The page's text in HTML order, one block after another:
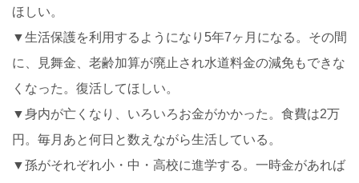
ほしい。
▼生活保護を利用するようになり5年7ヶ月になる。その間
に、見舞金、老齢加算が廃止され水道料金の減免もできな
くなった。復活してほしい。
▼身内が亡くなり、いろいろお金がかかった。食費は2万
円。毎月あと何日と数えながら生活している。
▼孫がそれぞれ小・中・高校に進学する。一時金があれば